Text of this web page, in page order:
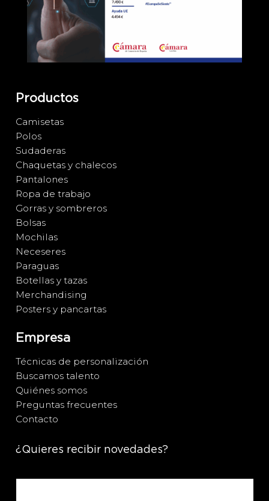
Productos
Camisetas
Polos
Sudaderas
Chaquetas y chalecos
Pantalones
Ropa de trabajo
Gorras y sombreros
Bolsas
Mochilas
Neceseres
Paraguas
Botellas y tazas
Merchandising
Posters y pancartas
Empresa
Técnicas de personalización
Buscamos talento
Quiénes somos
Preguntas frecuentes
Contacto
¿Quieres recibir novedades?